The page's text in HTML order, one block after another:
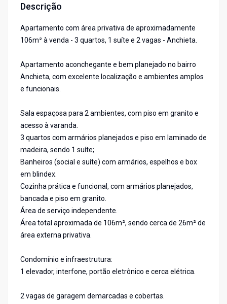
Descrição
Apartamento com área privativa de aproximadamente
106m² à venda - 3 quartos, 1 suíte e 2 vagas - Anchieta.
Apartamento aconchegante e bem planejado no bairro
Anchieta, com excelente localização e ambientes amplos
e funcionais.
Sala espaçosa para 2 ambientes, com piso em granito e
acesso à varanda.
3 quartos com armários planejados e piso em laminado de
madeira, sendo 1 suíte;
Banheiros (social e suíte) com armários, espelhos e box
em blindex.
Cozinha prática e funcional, com armários planejados,
bancada e piso em granito.
Área de serviço independente.
Área total aproximada de 106m², sendo cerca de 26m² de
área externa privativa.
Condomínio e infraestrutura:
1 elevador, interfone, portão eletrônico e cerca elétrica.
2 vagas de garagem demarcadas e cobertas.